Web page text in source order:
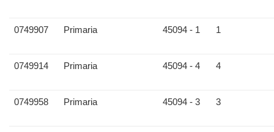
0749907 Primaria 45094 - 1 1
0749914 Primaria 45094 - 4 4
0749958 Primaria 45094 - 3 3